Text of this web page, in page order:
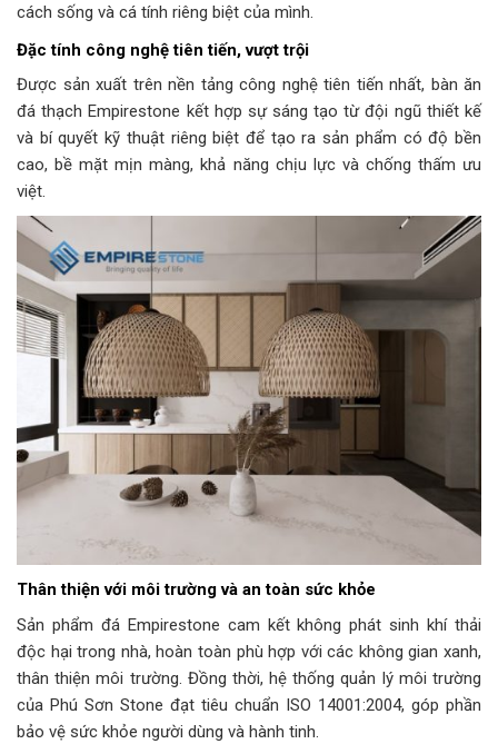
cách sống và cá tính riêng biệt của mình.
Đặc tính công nghệ tiên tiến, vượt trội
Được sản xuất trên nền tảng công nghệ tiên tiến nhất, bàn ăn
đá thạch Empirestone kết hợp sự sáng tạo từ đội ngũ thiết kế
và bí quyết kỹ thuật riêng biệt để tạo ra sản phẩm có độ bền
cao, bề mặt mịn màng, khả năng chịu lực và chống thấm ưu
việt.
Thân thiện với môi trường và an toàn sức khỏe
Sản phẩm đá Empirestone cam kết không phát sinh khí thải
độc hại trong nhà, hoàn toàn phù hợp với các không gian xanh,
thân thiện môi trường. Đồng thời, hệ thống quản lý môi trường
của Phú Sơn Stone đạt tiêu chuẩn ISO 14001:2004, góp phần
bảo vệ sức khỏe người dùng và hành tinh.